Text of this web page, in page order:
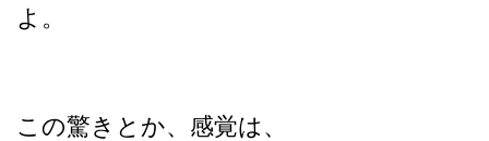
よ。
この驚きとか、感覚は、